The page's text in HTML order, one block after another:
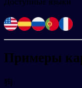
Примеры
狗